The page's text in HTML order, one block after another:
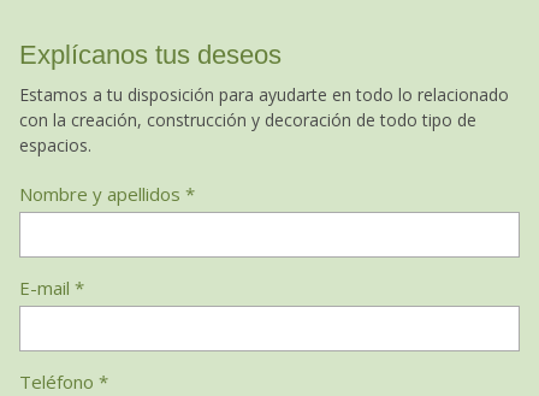
Explícanos tus deseos
Estamos a tu disposición para ayudarte en todo lo relacionado
con la creación, construcción y decoración de todo tipo de
espacios.
Nombre y apellidos *
E-mail *
Teléfono *